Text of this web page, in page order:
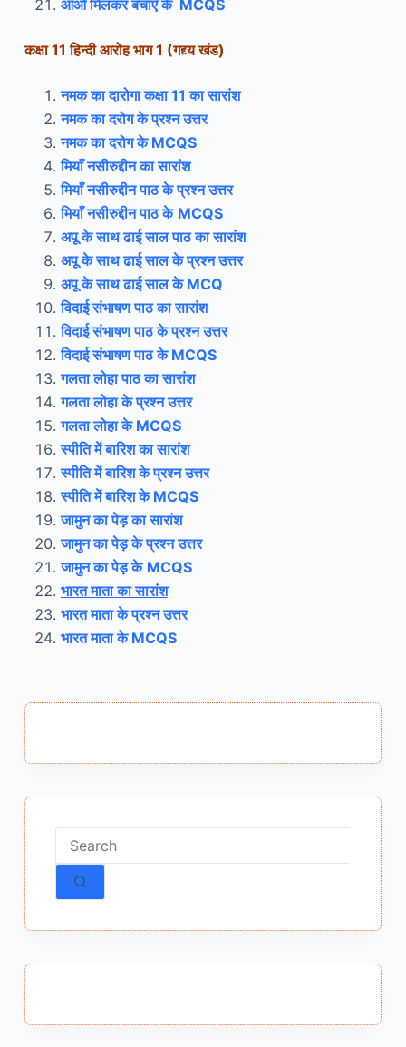
आओ मिलकर बचाएँ के MCQS
कक्षा 11 हिन्दी आरोह भाग 1 (गद्द्य खंड)
नमक का दारोगा कक्षा 11 का सारांश
नमक का दरोग के प्रश्न उत्तर
नमक का दरोग के MCQS
मियाँ नसीरुद्दीन का सारांश
मियाँ नसीरुद्दीन पाठ के प्रश्न उत्तर
मियाँ नसीरुद्दीन पाठ के MCQS
अपू के साथ ढाई साल पाठ का सारांश
अपू के साथ ढाई साल के प्रश्न उत्तर
अपू के साथ ढाई साल के MCQ
विदाई संभाषण पाठ का सारांश
विदाई संभाषण पाठ के प्रश्न उत्तर
विदाई संभाषण पाठ के MCQS
गलता लोहा पाठ का सारांश
गलता लोहा के प्रश्न उत्तर
गलता लोहा के MCQS
स्पीति में बारिश का सारांश
स्पीति में बारिश के प्रश्न उत्तर
स्पीति में बारिश के MCQS
जामुन का पेड़ का सारांश
जामुन का पेड़ के प्रश्न उत्तर
जामुन का पेड़ के MCQS
भारत माता का सारांश
भारत माता के प्रश्न उत्तर
भारत माता के MCQS
No
results